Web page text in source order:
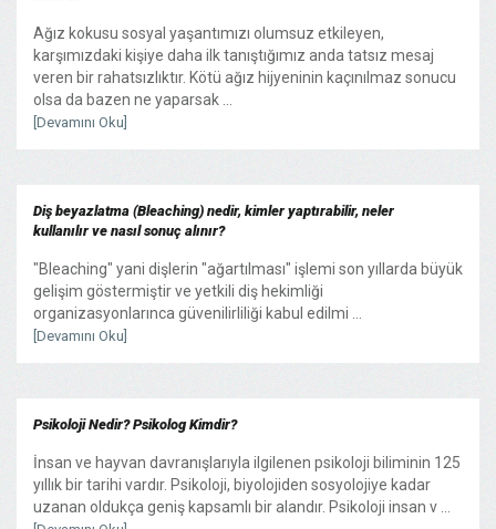
Ağız kokusu sosyal yaşantımızı olumsuz etkileyen,
karşımızdaki kişiye daha ilk tanıştığımız anda tatsız mesaj
veren bir rahatsızlıktır. Kötü ağız hijyeninin kaçınılmaz sonucu
olsa da bazen ne yaparsak ...
[Devamını Oku]
Diş beyazlatma (Bleaching) nedir, kimler yaptırabilir, neler
kullanılır ve nasıl sonuç alınır?
"Bleaching" yani dişlerin "ağartılması" işlemi son yıllarda büyük
gelişim göstermiştir ve yetkili diş hekimliği
organizasyonlarınca güvenilirliliği kabul edilmi ...
[Devamını Oku]
Psikoloji Nedir? Psikolog Kimdir?
İnsan ve hayvan davranışlarıyla ilgilenen psikoloji biliminin 125
yıllık bir tarihi vardır. Psikoloji, biyolojiden sosyolojiye kadar
uzanan oldukça geniş kapsamlı bir alandır. Psikoloji insan v ...